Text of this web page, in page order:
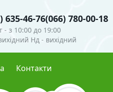
635-46-76(066) 780-00-18
- з 10:00 до 19:00
Нд - вихідний
Контакти